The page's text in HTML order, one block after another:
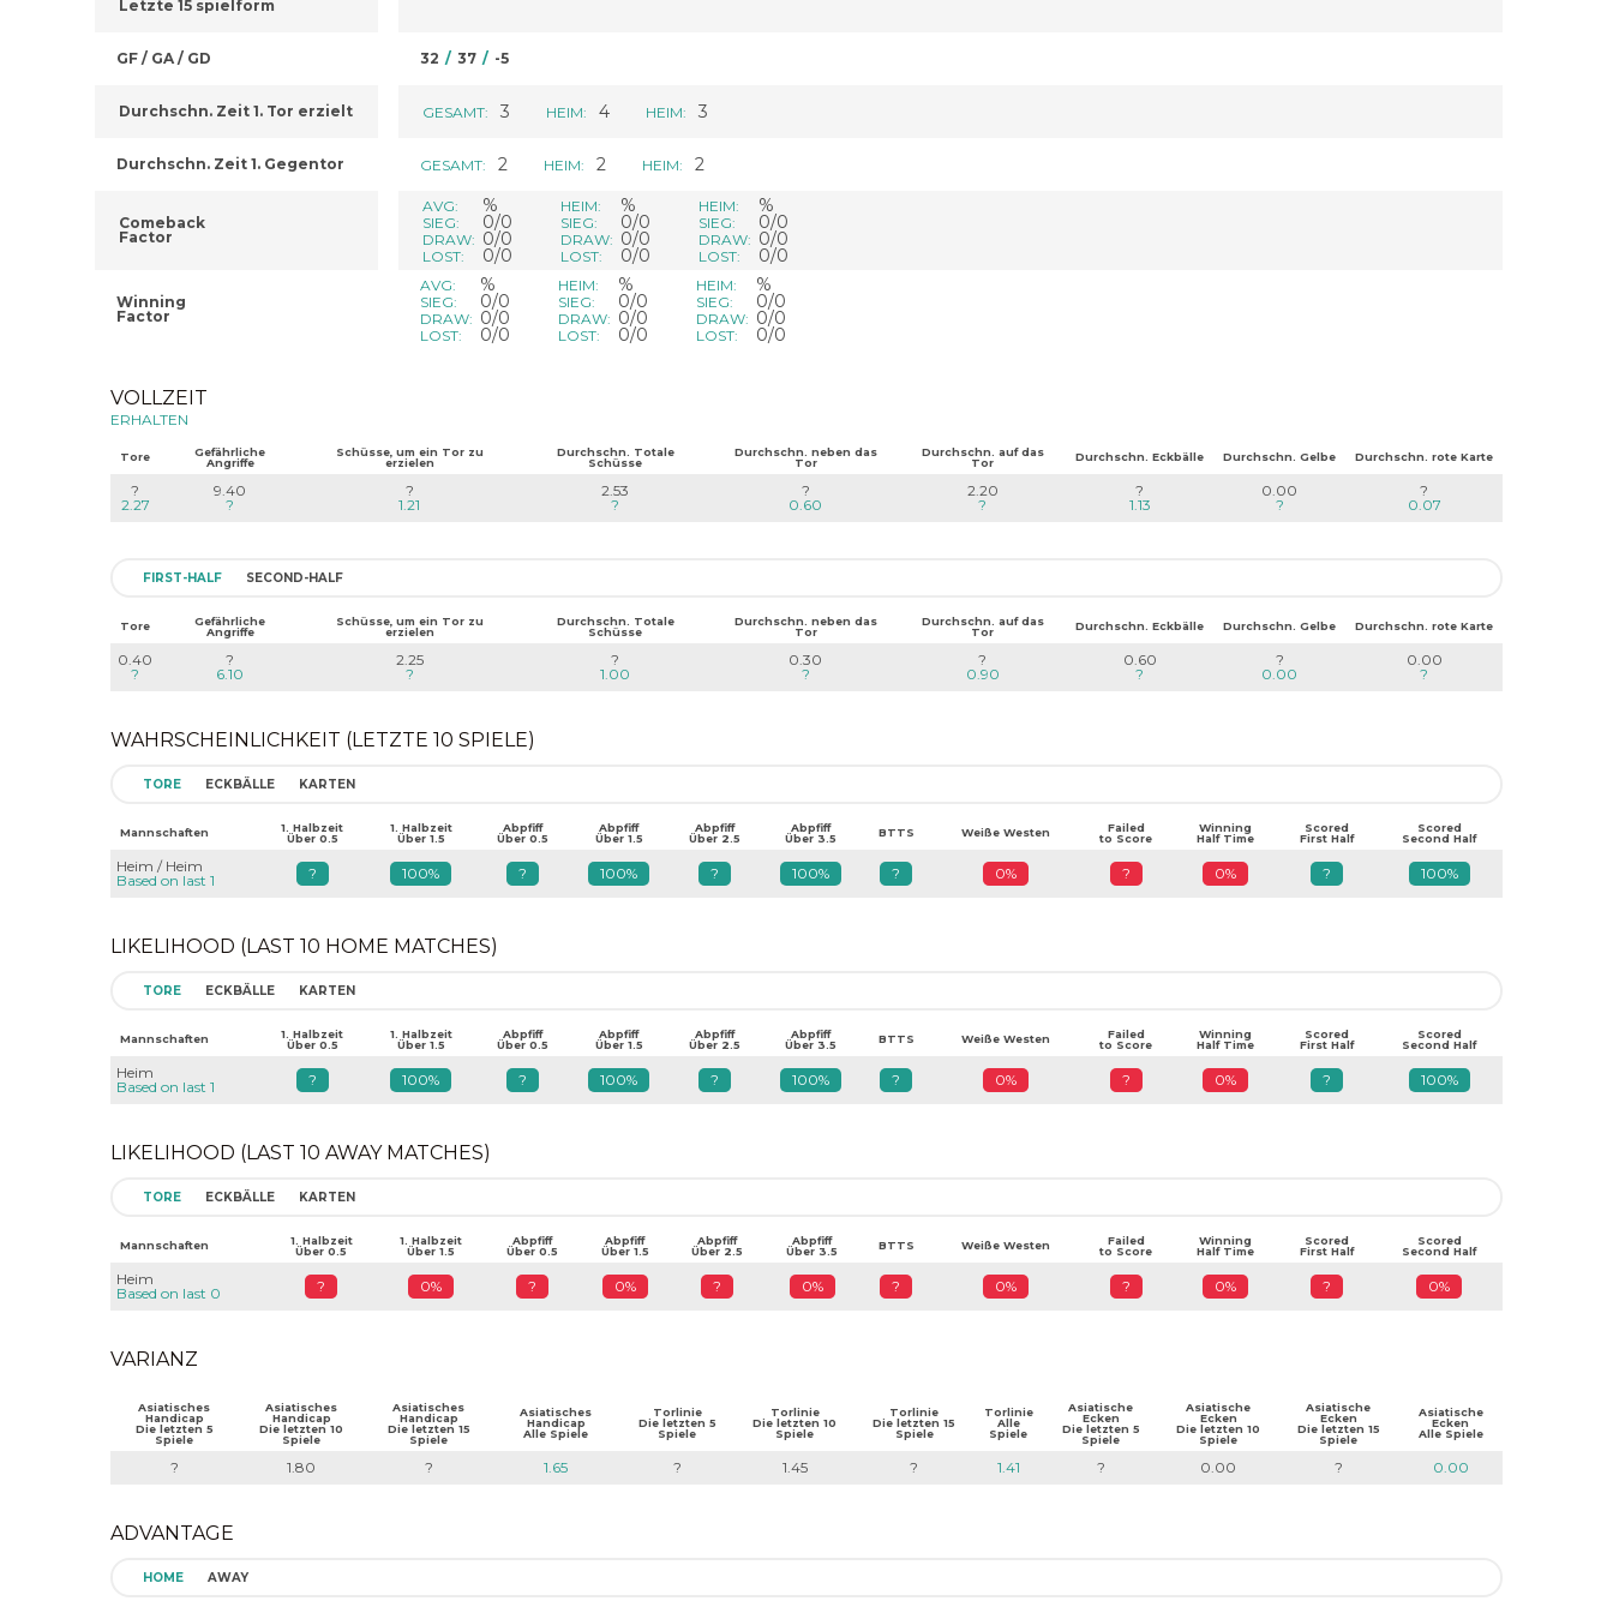
Letzte 15 spielform
GF / GA / GD
Durchschn. Zeit 1. Tor erzielt
Durchschn. Zeit 1. Gegentor
Comeback
Factor
Winning
Factor
32 / 37 / -5
GESAMT: 3 HEIM: 4 HEIM: 3
GESAMT: 2 HEIM: 2 HEIM: 2
AVG: %
SIEG: 0/0
DRAW: 0/0
LOST: 0/0
HEIM: %
SIEG: 0/0
DRAW: 0/0
LOST: 0/0
HEIM: %
SIEG: 0/0
DRAW: 0/0
LOST: 0/0
AVG: %
SIEG: 0/0
DRAW: 0/0
LOST: 0/0
HEIM: %
SIEG: 0/0
DRAW: 0/0
LOST: 0/0
HEIM: %
SIEG: 0/0
DRAW: 0/0
LOST: 0/0
VOLLZEIT
ERHALTEN
Tore
Gefährliche
Angriffe
Schüsse, um ein Tor zu
erzielen
Durchschn. Totale
Schüsse
Durchschn. neben das
Tor
Durchschn. auf das
Tor
Durchschn. Eckbälle Durchschn. Gelbe Durchschn. rote Karte
?
2.27
9.40
?
?
1.21
2.53
?
?
0.60
2.20
?
?
1.13
0.00
?
?
0.07
FIRST-HALF SECOND-HALF
Tore
Gefährliche
Angriffe
Schüsse, um ein Tor zu
erzielen
Durchschn. Totale
Schüsse
Durchschn. neben das
Tor
Durchschn. auf das
Tor
Durchschn. Eckbälle Durchschn. Gelbe Durchschn. rote Karte
0.40
?
?
6.10
2.25
?
?
1.00
0.30
?
?
0.90
0.60
?
?
0.00
0.00
?
WAHRSCHEINLICHKEIT (LETZTE 10 SPIELE)
TORE ECKBÄLLE KARTEN
Mannschaften
1. Halbzeit
Über 0.5
1. Halbzeit
Über 1.5
Abpfiff
Über 0.5
Abpfiff
Über 1.5
Abpfiff
Über 2.5
Abpfiff
Über 3.5
BTTS Weiße Westen
Failed
to Score
Winning
Half Time
Scored
First Half
Scored
Second Half
Heim / Heim
Based on last 1
? 100% ? 100% ? 100% ? 0% ? 0% ? 100%
LIKELIHOOD (LAST 10 HOME MATCHES)
TORE ECKBÄLLE KARTEN
Mannschaften
1. Halbzeit
Über 0.5
1. Halbzeit
Über 1.5
Abpfiff
Über 0.5
Abpfiff
Über 1.5
Abpfiff
Über 2.5
Abpfiff
Über 3.5
BTTS Weiße Westen
Failed
to Score
Winning
Half Time
Scored
First Half
Scored
Second Half
Heim
Based on last 1
? 100% ? 100% ? 100% ? 0% ? 0% ? 100%
LIKELIHOOD (LAST 10 AWAY MATCHES)
TORE ECKBÄLLE KARTEN
Mannschaften
1. Halbzeit
Über 0.5
1. Halbzeit
Über 1.5
Abpfiff
Über 0.5
Abpfiff
Über 1.5
Abpfiff
Über 2.5
Abpfiff
Über 3.5
BTTS Weiße Westen
Failed
to Score
Winning
Half Time
Scored
First Half
Scored
Second Half
Heim
Based on last 0
? 0% ? 0% ? 0% ? 0% ? 0% ? 0%
VARIANZ
Asiatisches
Handicap
Die letzten 5
Spiele
Asiatisches
Handicap
Die letzten 10
Spiele
Asiatisches
Handicap
Die letzten 15
Spiele
Asiatisches
Handicap
Alle Spiele
Torlinie
Die letzten 5
Spiele
Torlinie
Die letzten 10
Spiele
Torlinie
Die letzten 15
Spiele
Torlinie
Alle
Spiele
Asiatische
Ecken
Die letzten 5
Spiele
Asiatische
Ecken
Die letzten 10
Spiele
Asiatische
Ecken
Die letzten 15
Spiele
Asiatische
Ecken
Alle Spiele
? 1.80 ? 1.65 ? 1.45 ? 1.41 ? 0.00 ? 0.00
ADVANTAGE
HOME AWAY